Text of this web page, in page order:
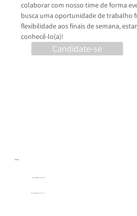
Candidate-se
colaborar com nosso time de forma
busca uma oportunidade de trabalho
flexibilidade aos finais de semana,
conhecê-lo(a)!
Social
estrhategiaconsultoria
estrhategiaconsultoria